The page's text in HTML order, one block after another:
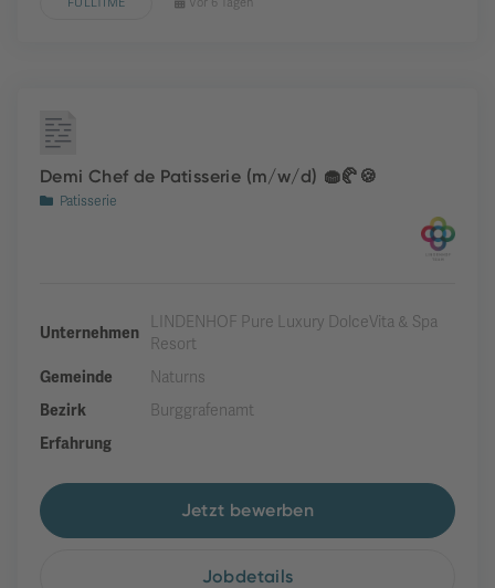
Demi Chef de Patisserie (m/w/d) 🧁🥐🍪
Patisserie
Unternehmen
LINDENHOF Pure Luxury DolceVita & Spa
Resort
Gemeinde
Naturns
Bezirk
Burggrafenamt
Erfahrung
Jetzt bewerben
Jobdetails